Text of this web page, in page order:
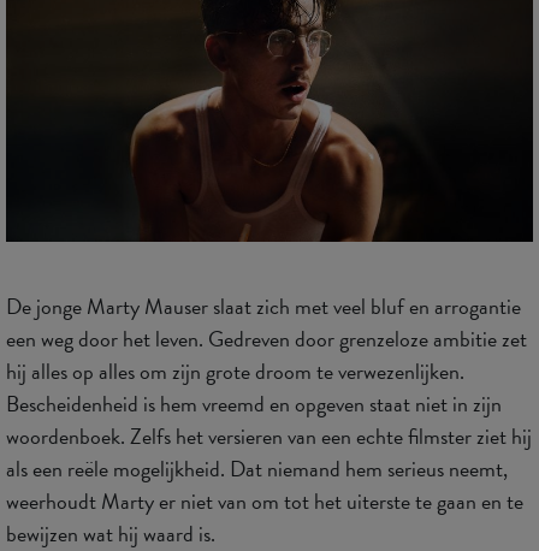
De jonge Marty Mauser slaat zich met veel bluf en arrogantie
een weg door het leven. Gedreven door grenzeloze ambitie zet
hij alles op alles om zijn grote droom te verwezenlijken.
Bescheidenheid is hem vreemd en opgeven staat niet in zijn
woordenboek. Zelfs het versieren van een echte filmster ziet hij
als een reële mogelijkheid. Dat niemand hem serieus neemt,
weerhoudt Marty er niet van om tot het uiterste te gaan en te
bewijzen wat hij waard is.